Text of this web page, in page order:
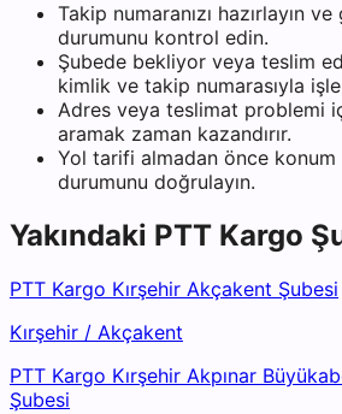
Takip numaranızı hazırlayın
durumunu kontrol edin.
Şubede bekliyor veya teslim
kimlik ve takip numarasıyla
Adres veya teslimat problemi
aramak zaman kazandırır.
Yol tarifi almadan önce konum
durumunu doğrulayın.
Yakındaki PTT Kargo
PTT Kargo Kırşehir Akçakent Şubesi
Kırşehir / Akçakent
PTT Kargo Kırşehir Akpınar
Şubesi